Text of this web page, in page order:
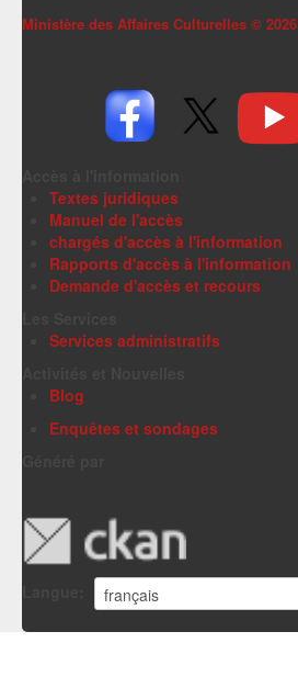
Ministère des Affaires Culturelles © 2026
Textes juridiques
Manuel de l'accès
chargés d'accès à l'information
Rapports d'accès à l'information
Demande d'accès et recours
Services administratifs
Blog
Enquêtes et sondages